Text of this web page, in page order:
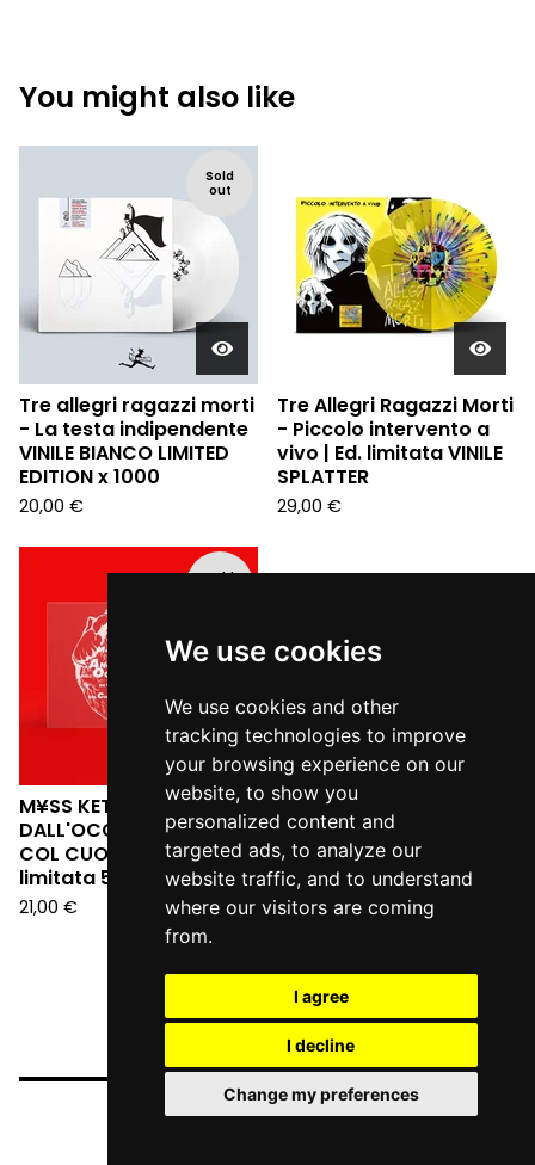
We use cookies
We use cookies and other
tracking technologies to improve
your browsing experience on our
website, to show you
personalized content and
targeted ads, to analyze our
website traffic, and to understand
where our visitors are coming
from.
I agree
I decline
Change my preferences
You might also like
Sold
out
Tre allegri ragazzi morti
- La testa indipendente
VINILE BIANCO LIMITED
EDITION x 1000
20,00 €
Tre Allegri Ragazzi Morti
- Piccolo intervento a
vivo | Ed. limitata VINILE
SPLATTER
29,00 €
Sold
M¥SS KETA - L'ANGELO
DALL'OCCHIALE DA SERA:
COL CUORE IN GOLA (Ed.
limitata 555 copie LP)
21,00 €